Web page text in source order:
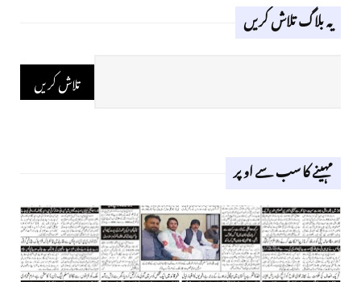
یہ بلاگ تلاش کریں
مہینے کا سب سے اوپر